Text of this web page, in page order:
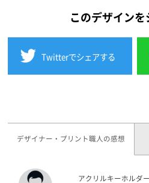
このデザインを
Twitterでシェアする
デザイナー・プリント職人の感想
アクリルキーホルダ